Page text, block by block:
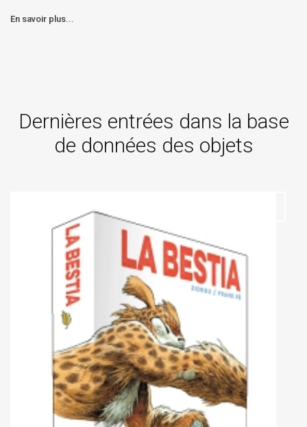
En savoir plus...
Dernières entrées dans la base
de données des objets